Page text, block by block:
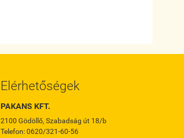
Elérhetőségek
PAKANS KFT.
2100 Gödöllő, Szabadság út 18/b
Telefon: 0620/321-60-56